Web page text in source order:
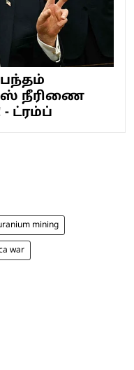
நீரிணை
ட்ரம்ப்
mining
war